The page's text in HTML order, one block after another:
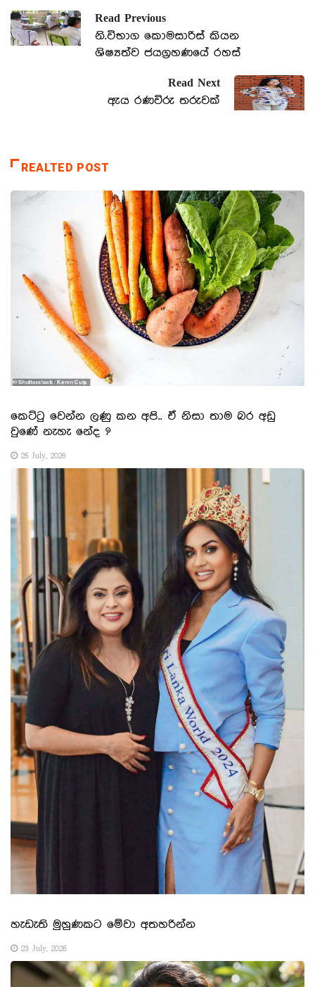
Read Previous
නි.විභාග කොමසාරිස් කියන
ශිෂ්‍යත්ව ජයග්‍රහණයේ රහස්
Read Next
ඇය රණවිරු තරුවක්
REALTED POST
කෙට්ටු වෙන්න ලණු කන අපි.. ඒ නිසා තාම බර අඩු
වුණේ නැහැ නේද ?
25 July, 2026
හැඩැති මුහුණකට මේවා අතහරින්න
23 July, 2026